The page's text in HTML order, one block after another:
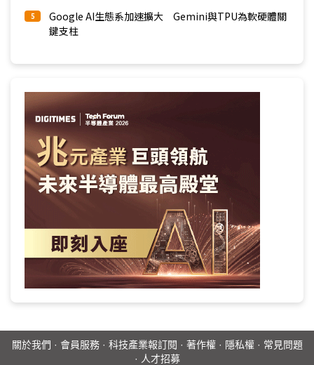
5
Google AI生態系加速擴大 Gemini與TPU為軟硬體關
鍵支柱
關於我們 · 會員服務· 科技產業報訂閱 · 著作權· 隱私權· 常見問題
· 人才招募